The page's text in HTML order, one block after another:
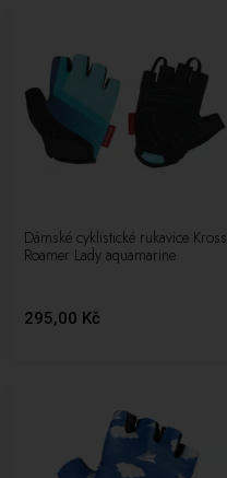
Dámské cyklistické rukavice Kross
Roamer Lady aquamarine
295,00 Kč